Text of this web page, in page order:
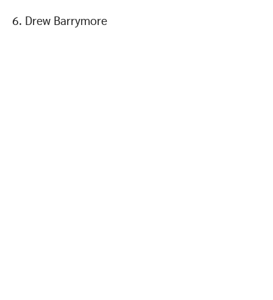
6. Drew Barrymore